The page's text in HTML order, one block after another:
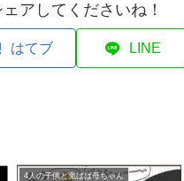
アしてくださいね！
はてブ LINE
4人の子供と鬼ばば母ちゃん